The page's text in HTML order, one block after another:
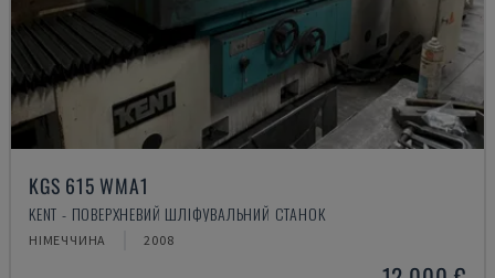
KGS 615 WMA1
KENT - ПОВЕРХНЕВИЙ ШЛІФУВАЛЬНИЙ СТАНОК
НІМЕЧЧИНА 2008